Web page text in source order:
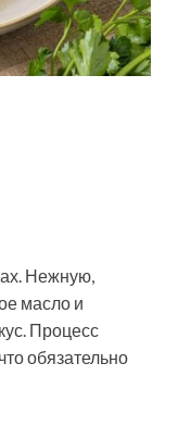
Нежную,
масло и
Процесс
обязательно